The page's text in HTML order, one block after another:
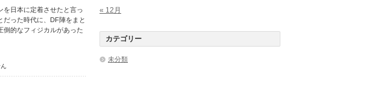
を日本に定着させたと言っ
だった時代に、DF陣をまと
倒的なフィジカルがあった
« 12月
カテゴリー
未分類